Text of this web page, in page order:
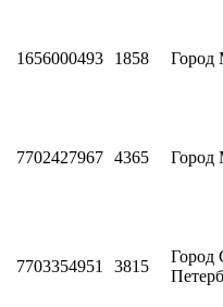
1656000493 1858 Город
7702427967 4365 Город
7703354951 3815
Город